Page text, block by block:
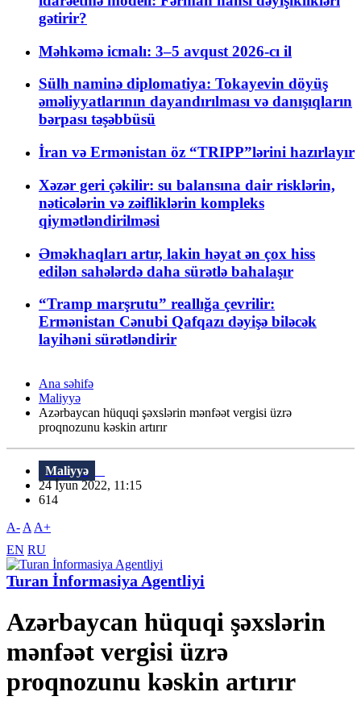
gətirir?
Məhkəmə icmalı: 3–5 avqust 2026-cı il
Sülh naminə diplomatiya: Tokayevin döyüş
əməliyyatlarının dayandırılması və danışıqların
bərpası təşəbbüsü
İran və Ermənistan öz “TRIPP”lərini hazırlayır
Xəzər geri çəkilir: su balansına dair risklərin,
nəticələrin və zəifliklərin kompleks
qiymətləndirilməsi
Əməkhaqları artır, lakin həyat ən çox hiss
edilən sahələrdə daha sürətlə bahalaşır
“Tramp marşrutu” reallığa çevrilir:
Ermənistan Cənubi Qafqazı dəyişə biləcək
layihəni sürətləndirir
Ana səhifə
Maliyyə
Azərbaycan hüquqi şəxslərin mənfəət vergisi üzrə
proqnozunu kəskin artırır
Maliyyə
24 İyun 2022, 11:15
614
A- A A+
EN RU
Turan İnformasiya Agentliyi
Azərbaycan hüquqi şəxslərin
mənfəət vergisi üzrə
proqnozunu kəskin artırır